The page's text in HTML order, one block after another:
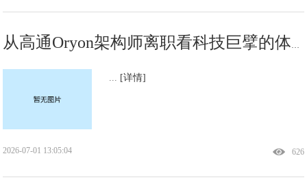
从高通Oryon架构师离职看科技巨擘的体系化韧性
... [详情]
626
2026-07-01 13:05:04